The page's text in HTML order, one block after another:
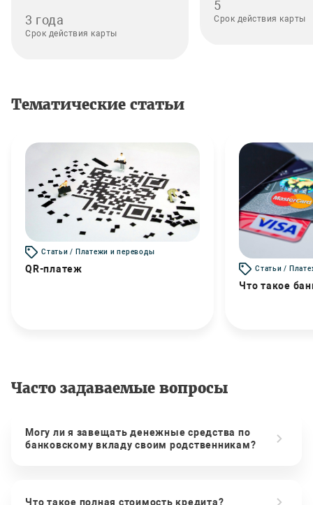
3 года
Срок действия карты
5
Срок действия карты
Тематические статьи
Статьи / Платежи и переводы
QR-платеж Статьи /
Что такое
Часто задаваемые вопросы
Могу ли я завещать денежные средства по
банковскому вкладу своим родственникам?
Что такое полная стоимость кредита?